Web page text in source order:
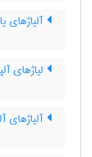
آلیاژهای
لیاژهای
آلیاژهای